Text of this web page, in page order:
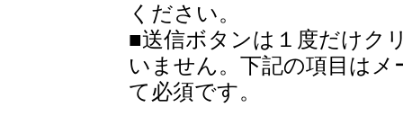
ください。
■送信ボタンは１度だけク
いません。下記の項目は
て必須です。